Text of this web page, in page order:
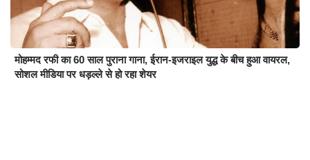
मोहम्मद रफी का 60 साल पुराना गाना, ईरान-इजराइल युद्ध के बीच हुआ वायरल,
सोशल मीडिया पर धड़ल्ले से हो रहा शेयर